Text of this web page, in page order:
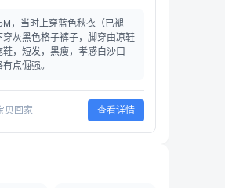
，当时上穿蓝色秋衣（已褪
穿灰黑色格子裤子，脚穿由凉鞋
鞋，短发，黑瘦，孝感白沙口
点倔强。
贝回家 查看详情